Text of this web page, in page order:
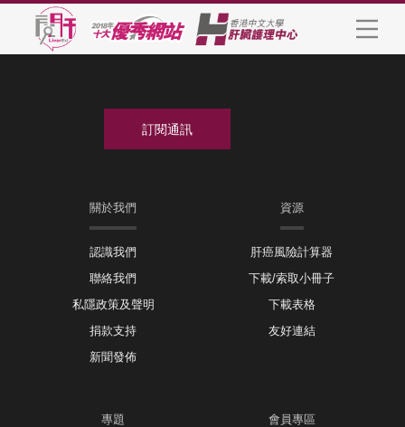
關於我們
認識我們
聯絡我們
私隱政策及聲明
捐款支持
新聞發佈
資源
肝癌風險計算器
下載/索取小冊子
下載表格
友好連結
專題 會員專區